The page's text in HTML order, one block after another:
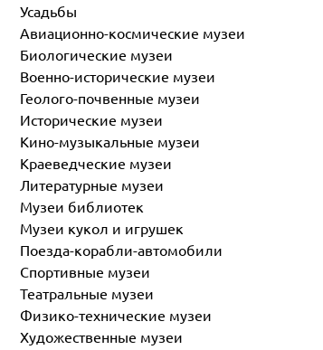
Усадьбы
Авиационно-космические музеи
Биологические музеи
Военно-исторические музеи
Геолого-почвенные музеи
Исторические музеи
Кино-музыкальные музеи
Краеведческие музеи
Литературные музеи
Музеи библиотек
Музеи кукол и игрушек
Поезда-корабли-автомобили
Спортивные музеи
Театральные музеи
Физико-технические музеи
Художественные музеи